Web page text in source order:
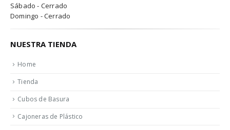
Sábado - Cerrado
Domingo - Cerrado
NUESTRA TIENDA
Home
Tienda
Cubos de Basura
Cajoneras de Plástico